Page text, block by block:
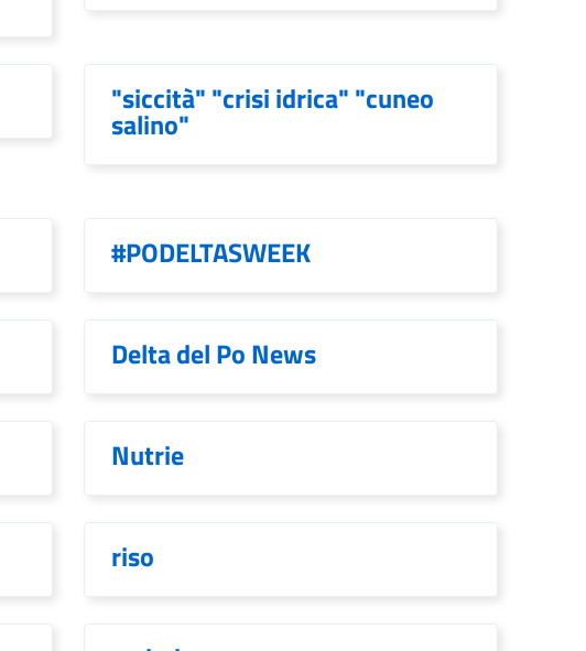
"siccità" "crisi idrica" "cuneo
salino"
#PODELTASWEEK
Delta del Po News
Nutrie
riso